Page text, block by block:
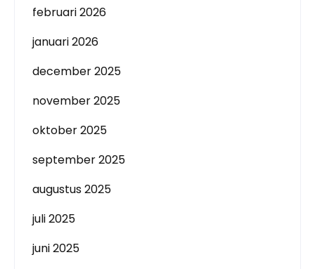
februari 2026
januari 2026
december 2025
november 2025
oktober 2025
september 2025
augustus 2025
juli 2025
juni 2025